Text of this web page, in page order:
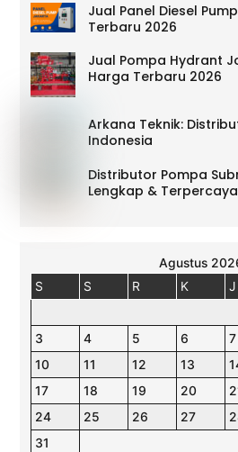
Jual Panel Diesel
Terbaru 2026
Jual Pompa Hydrant
Harga Terbaru 2026
Arkana Teknik:
Indonesia
Distributor Pompa
Lengkap & Terpercaya
Agustus
S
S R K J
3
4 5 6 7
10
11 12 13
17
18 19 20
24
25 26 27
31